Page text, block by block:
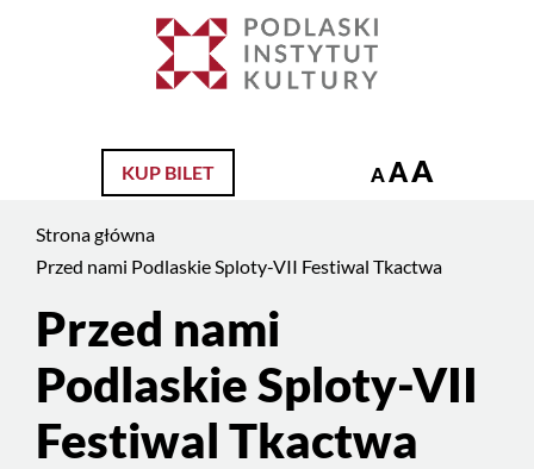
Festiwal
KUP BILET AAA
Strona główna
Przed nami Podlaskie Sploty-VII Festiwal Tkactwa
Treść
stronyPrzed nami
Podlaskie Sploty-VII
Festiwal Tkactwa